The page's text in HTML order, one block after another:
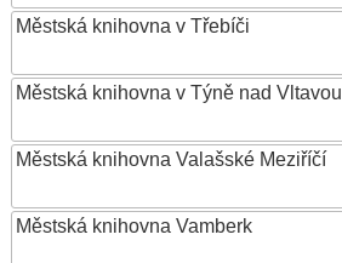
Městská knihovna v Třebíči
Městská knihovna v Týně nad Vltavou
Městská knihovna Valašské Meziříčí
Městská knihovna Vamberk